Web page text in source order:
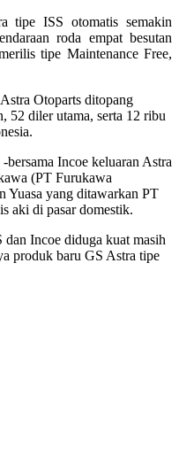
tipe ISS otomatis semakin
roda empat besutan
tipe Maintenance Free,
Otoparts ditopang
52 diler utama, serta 12 ribu
Incoe keluaran Astra
(PT Furukawa
Yuasa yang ditawarkan PT
aki di pasar domestik.
Incoe diduga kuat masih
produk baru GS Astra tipe